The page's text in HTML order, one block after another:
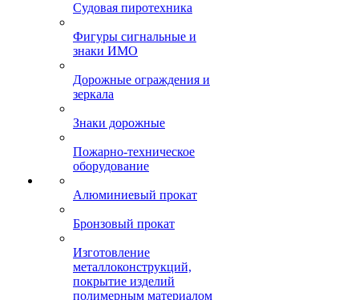
Судовая пиротехника
Фигуры сигнальные и
знаки ИМО
Дорожные ограждения и
зеркала
Знаки дорожные
Пожарно-техническое
оборудование
Алюминиевый прокат
Бронзовый прокат
Изготовление
металлоконструкций,
покрытие изделий
полимерным материалом